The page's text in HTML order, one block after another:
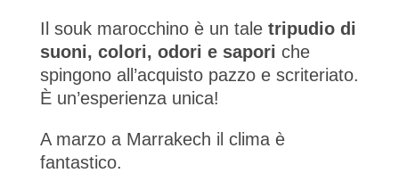
Il souk marocchino è un tale tripudio di
suoni, colori, odori e sapori che
spingono all’acquisto pazzo e scriteriato.
È un’esperienza unica!
A marzo a Marrakech il clima è
fantastico.